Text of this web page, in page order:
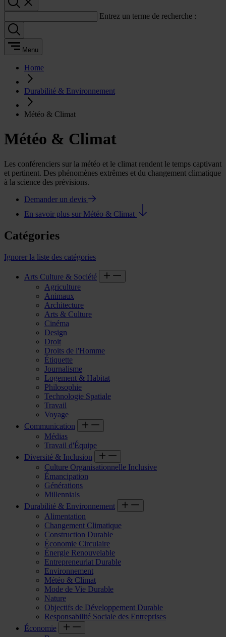
Entrez un terme de recherche :
Menu
Home
Durabilité & Environnement
Météo & Climat
Météo & Climat
Les conférenciers sur la météo et le climat rendent le temps captivant
et pertinent. Des phénomènes extrêmes et du changement climatique
à la science des prévisions.
Demander un devis
En savoir plus sur Météo & Climat
Catégories
Ignorer la liste des catégories
Arts Culture & Société
Agriculture
Animaux
Architecture
Arts & Culture
Cinéma
Design
Droit
Droits de l'Homme
Étiquette
Journalisme
Logement & Habitat
Philosophie
Technologie Spatiale
Travail
Voyage
Communication
Médias
Travail d'Équipe
Diversité & Inclusion
Culture Organisationnelle Inclusive
Émancipation
Générations
Millennials
Durabilité & Environnement
Alimentation
Changement Climatique
Construction Durable
Économie Circulaire
Énergie Renouvelable
Entrepreneuriat Durable
Environnement
Météo & Climat
Mode de Vie Durable
Nature
Objectifs de Développement Durable
Responsabilité Sociale des Entreprises
Économie